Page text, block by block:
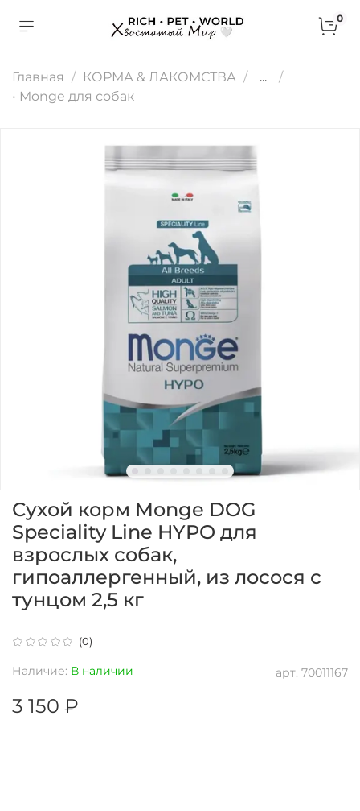
0
Главная КОРМА & ЛАКОМСТВА
...
• Monge для собак
(0)
арт. 70011167
Наличие: В наличии
Сухой корм Monge DOG
Speciality Line HYPO для
взрослых собак,
гипоаллергенный, из лосося с
тунцом 2,5 кг
3 150 ₽